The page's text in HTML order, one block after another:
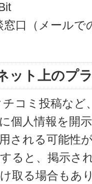
窓口（メールで
ット上のプ
チコミ投稿な
個人情報を開
される可能性
ると、掲示さ
取る場合もあ